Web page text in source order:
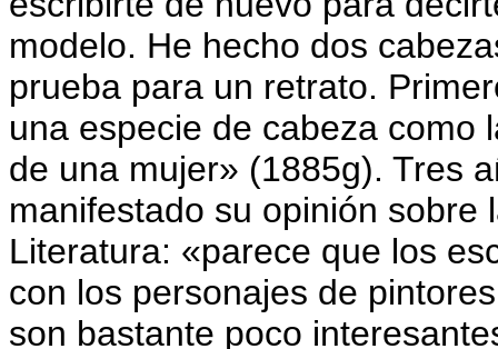
modelo. He hecho dos
prueba para un retrato.
una especie de cabeza como
de una mujer» (1885g). Tres
manifestado su opinión sobre
Literatura: «parece que los
con los personajes de
son bastante poco